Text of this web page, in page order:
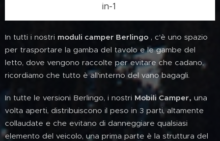
in-1
In tutti i nostri moduli camper Berlingo , c'è uno spazio
per trasportare la gamba del tavolo e le gambe del
letto, dove vengono raccolte per evitare che cadano,
ricordiamo che tutto è all'interno del vano bagagli.
In tutte le versioni Berlingo, i nostri Mobili Camper, una
volta aperti, distribuiscono il peso in 3 parti, altamente
collaudate e che evitano di danneggiare qualsiasi
elemento del veicolo, una prima parte è la struttura del